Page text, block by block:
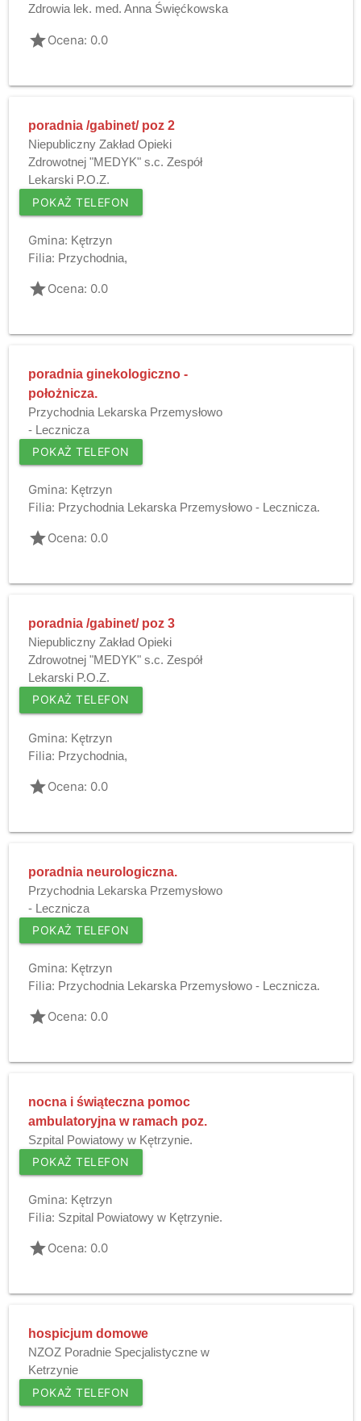
Zdrowia lek. med. Anna Święćkowska
gradeOcena: 0.0
poradnia /gabinet/ poz 2
Niepubliczny Zakład Opieki
Zdrowotnej "MEDYK" s.c. Zespół
Lekarski P.O.Z.
POKAŻ TELEFON
Gmina: Kętrzyn
Filia: Przychodnia,
gradeOcena: 0.0
poradnia ginekologiczno -
położnicza.
Przychodnia Lekarska Przemysłowo
- Lecznicza
POKAŻ TELEFON
Gmina: Kętrzyn
Filia: Przychodnia Lekarska Przemysłowo - Lecznicza.
gradeOcena: 0.0
poradnia /gabinet/ poz 3
Niepubliczny Zakład Opieki
Zdrowotnej "MEDYK" s.c. Zespół
Lekarski P.O.Z.
POKAŻ TELEFON
Gmina: Kętrzyn
Filia: Przychodnia,
gradeOcena: 0.0
poradnia neurologiczna.
Przychodnia Lekarska Przemysłowo
- Lecznicza
POKAŻ TELEFON
Gmina: Kętrzyn
Filia: Przychodnia Lekarska Przemysłowo - Lecznicza.
gradeOcena: 0.0
nocna i świąteczna pomoc
ambulatoryjna w ramach poz.
Szpital Powiatowy w Kętrzynie.
POKAŻ TELEFON
Gmina: Kętrzyn
Filia: Szpital Powiatowy w Kętrzynie.
gradeOcena: 0.0
hospicjum domowe
NZOZ Poradnie Specjalistyczne w
Ketrzynie
POKAŻ TELEFON